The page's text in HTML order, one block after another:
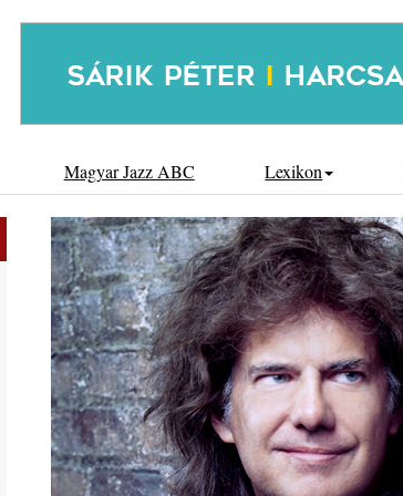
Magyar Jazz ABC Lexikon